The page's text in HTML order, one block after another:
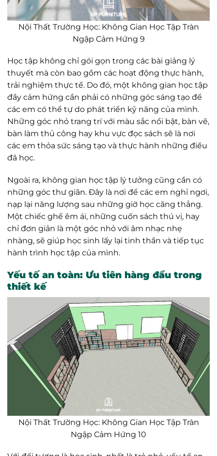
Nội Thất Trường Học: Không Gian Học Tập Tràn
Ngập Cảm Hứng 9
Học tập không chỉ gói gọn trong các bài giảng lý
thuyết mà còn bao gồm các hoạt động thực hành,
trải nghiệm thực tế. Do đó, một không gian học tập
đầy cảm hứng cần phải có những góc sáng tạo để
các em có thể tự do phát triển kỹ năng của mình.
Những góc nhỏ trang trí với màu sắc nổi bật, bàn vẽ,
bàn làm thủ công hay khu vực đọc sách sẽ là nơi
các em thỏa sức sáng tạo và thực hành những điều
đã học.
Ngoài ra, không gian học tập lý tưởng cũng cần có
những góc thư giãn. Đây là nơi để các em nghỉ ngơi,
nạp lại năng lượng sau những giờ học căng thẳng.
Một chiếc ghế êm ái, những cuốn sách thú vị, hay
chỉ đơn giản là một góc nhỏ với âm nhạc nhẹ
nhàng, sẽ giúp học sinh lấy lại tinh thần và tiếp tục
hành trình học tập của mình.
Yếu tố an toàn: Ưu tiên hàng đầu trong
thiết kế
Nội Thất Trường Học: Không Gian Học Tập Tràn
Ngập Cảm Hứng 10